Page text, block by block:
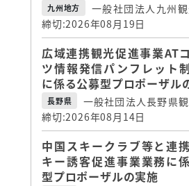
九州地方
一般社団法人九州
締切:2026年08月19日
広域連携観光促進事業AT
ツ情報発信パンフレット
に係る公募型プロポーザル
長野県
一般社団法人長野県
締切:2026年08月14日
中国スキークラブ等と連
キー誘客促進事業業務に
型プロポーザルの実施